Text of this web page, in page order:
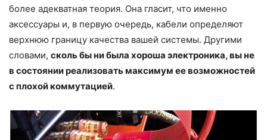
более адекватная теория. Она гласит, что именно
аксессуары и, в первую очередь, кабели определяют
верхнюю границу качества вашей системы. Другими
словами, сколь бы ни была хороша электроника, вы не
в состоянии реализовать максимум ее возможностей
с плохой коммутацией.